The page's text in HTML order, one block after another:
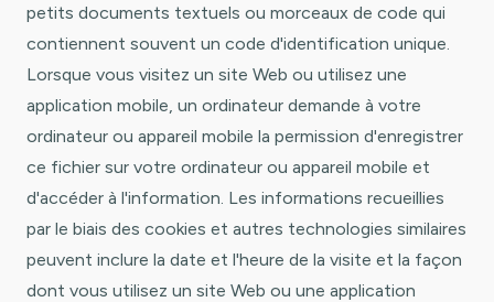
petits documents textuels ou morceaux de code qui
contiennent souvent un code d'identification unique.
Lorsque vous visitez un site Web ou utilisez une
application mobile, un ordinateur demande à votre
ordinateur ou appareil mobile la permission d'enregistrer
ce fichier sur votre ordinateur ou appareil mobile et
d'accéder à l'information. Les informations recueillies
par le biais des cookies et autres technologies similaires
peuvent inclure la date et l'heure de la visite et la façon
dont vous utilisez un site Web ou une application